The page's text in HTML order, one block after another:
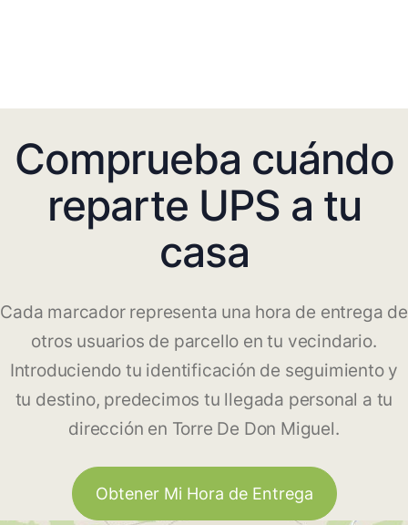
Comprueba cuándo
reparte UPS a tu
casa
Cada marcador representa una hora de entrega de
otros usuarios de parcello en tu vecindario.
Introduciendo tu identificación de seguimiento y
tu destino, predecimos tu llegada personal a tu
dirección en Torre De Don Miguel.
Obtener Mi Hora de Entrega